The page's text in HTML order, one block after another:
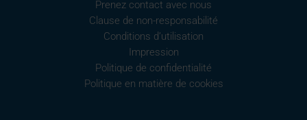
Prenez contact avec nous
Clause de non-responsabilité
Conditions d’utilisation
Impression
Politique de confidentialité
Politique en matière de cookies